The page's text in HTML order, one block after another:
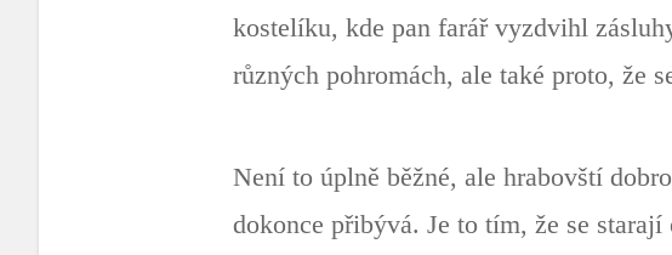
kostelíku, kde pan farář vyzdvihl
různých pohromách, ale také proto, že
Není to úplně běžné, ale hrabovští
dokonce přibývá. Je to tím, že se